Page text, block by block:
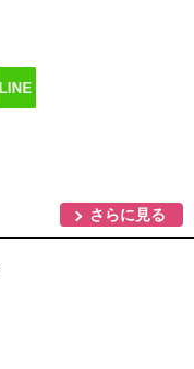
さらに見る